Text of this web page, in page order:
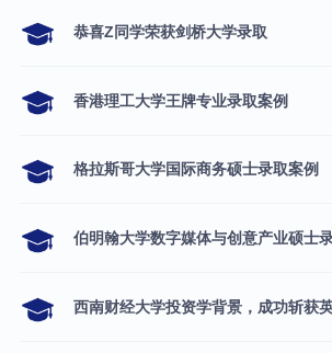
​恭喜Z同学荣获剑桥大学录取
香港理工大学王牌专业录取案例
格拉斯哥大学国际商务硕士录取案例
伯明翰大学数字媒体与创意产业硕士
西南财经大学投资学背景，成功斩获